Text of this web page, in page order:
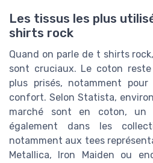
Les tissus les plus
shirts rock
Quand on parle de t shirts
sont cruciaux. Le coton
plus prisés, notamment
confort. Selon Statista,
marché sont en coton,
également dans les
notamment aux tees
Metallica, Iron Maiden ou